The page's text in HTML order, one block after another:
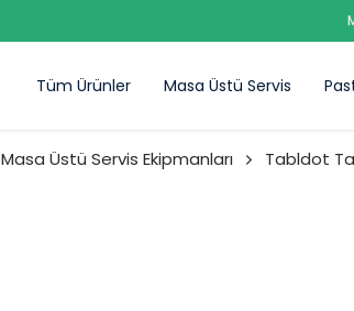
Tüm Ürünler Masa Üstü Servis
Masa Üstü Servis Ekipmanları Tabldot